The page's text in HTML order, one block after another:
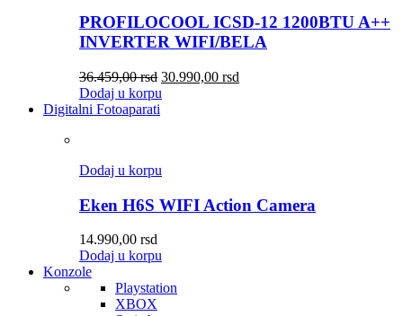
PROFILOCOOL ICSD-12 1200BTU A++
INVERTER WIFI/BELA
36.459,00rsd 30.990,00 rsd
Dodaj u korpu
Digitalni Fotoaparati
Dodaj u korpu
Eken H6S WIFI Action Camera
14.990,00 rsd
Dodaj u korpu
Konzole
Playstation
XBOX